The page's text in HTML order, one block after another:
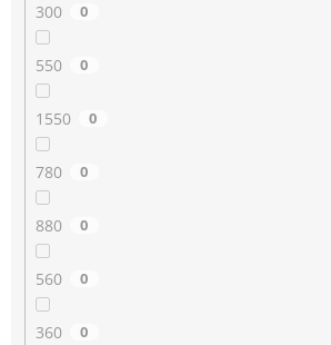
300 0
550 0
1550 0
780 0
880 0
560 0
360 0